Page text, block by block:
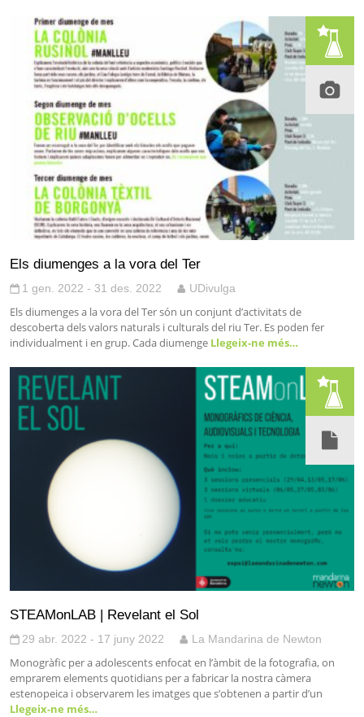
Els diumenges a la vora del Ter
1 gen. 2022 - 31 des. 2022 UDivulga
Els diumenges a la vora del Ter són un conjunt d’activitats de
descoberta dels valors naturals i culturals del riu Ter. Es poden fer
individualment i en grup. Cada diumenge Llegeix-ne més…
STEAMonLAB | Revelant el Sol
29 abr. 2022 - 17 juny 2022 La Mandarina de Newton
Monogràfic per a adolescents enfocat en l’àmbit de la fotografia, on
emprarem elements quotidians per a fabricar la nostra càmera
estenopeica i observarem les imatges que s’obtenen a partir d’un
Llegeix-ne més…